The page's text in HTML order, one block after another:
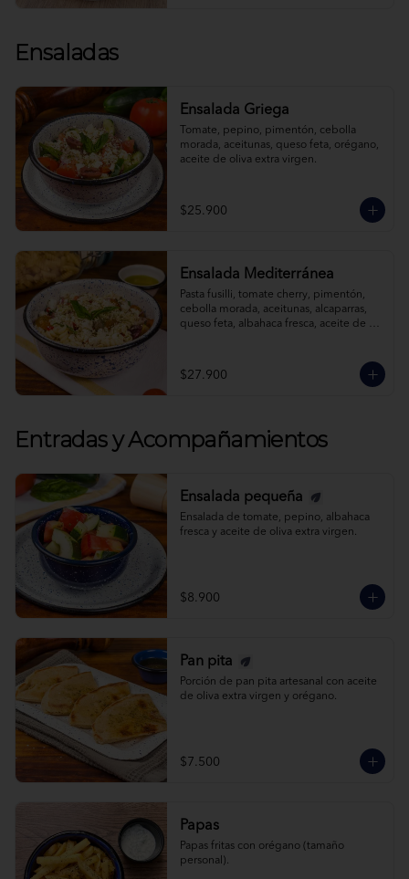
Ensaladas
Ensalada Griega
Tomate, pepino, pimentón, cebolla
morada, aceitunas, queso feta, orégano,
aceite de oliva extra virgen.
$25.900
Ensalada Mediterránea
Pasta fusilli, tomate cherry, pimentón,
cebolla morada, aceitunas, alcaparras,
queso feta, albahaca fresca, aceite de
$27.900
Entradas y Acompañamientos
Ensalada pequeña
Ensalada de tomate, pepino, albahaca
fresca y aceite de oliva extra virgen.
$8.900
Pan pita
Porción de pan pita artesanal con aceite
de oliva extra virgen y orégano.
$7.500
Papas
Papas fritas con orégano (tamaño
personal).